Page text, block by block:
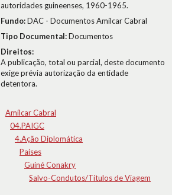
autoridades guineenses, 1960-1965.
Fundo:DAC - Documentos Amílcar Cabral
Tipo Documental:Documentos
Direitos:
A publicação, total ou parcial, deste documento
exige prévia autorização da entidade
detentora.
Amílcar Cabral
04.PAIGC
4.Ação Diplomática
Países
Guiné Conakry
Salvo-Condutos/Títulos de Viagem